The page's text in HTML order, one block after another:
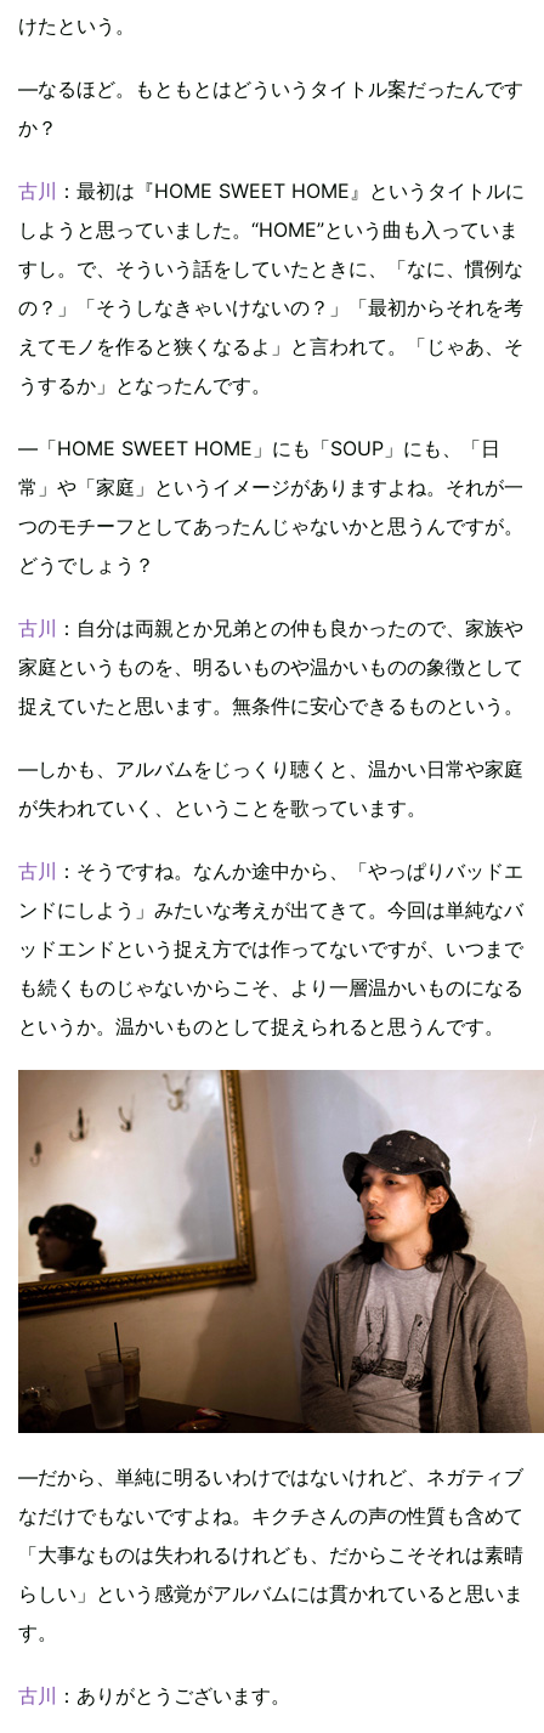
けたという。
―なるほど。もともとはどういうタイトル案だったんです
か？
古川 ：最初は『HOME SWEET HOME』というタイトルに
しようと思っていました。“HOME”という曲も入っていま
すし。で、そういう話をしていたときに、「なに、慣例な
の？」「そうしなきゃいけないの？」「最初からそれを考
えてモノを作ると狭くなるよ」と言われて。「じゃあ、そ
うするか」となったんです。
―「HOME SWEET HOME」にも「SOUP」にも、「日
常」や「家庭」というイメージがありますよね。それが一
つのモチーフとしてあったんじゃないかと思うんですが。
どうでしょう？
古川 ：自分は両親とか兄弟との仲も良かったので、家族や
家庭というものを、明るいものや温かいものの象徴として
捉えていたと思います。無条件に安心できるものという。
―しかも、アルバムをじっくり聴くと、温かい日常や家庭
が失われていく、ということを歌っています。
古川 ：そうですね。なんか途中から、「やっぱりバッドエ
ンドにしよう」みたいな考えが出てきて。今回は単純なバ
ッドエンドという捉え方では作ってないですが、いつまで
も続くものじゃないからこそ、より一層温かいものになる
というか。温かいものとして捉えられると思うんです。
―だから、単純に明るいわけではないけれど、ネガティブ
なだけでもないですよね。キクチさんの声の性質も含めて
「大事なものは失われるけれども、だからこそそれは素晴
らしい」という感覚がアルバムには貫かれていると思いま
す。
古川 ：ありがとうございます。